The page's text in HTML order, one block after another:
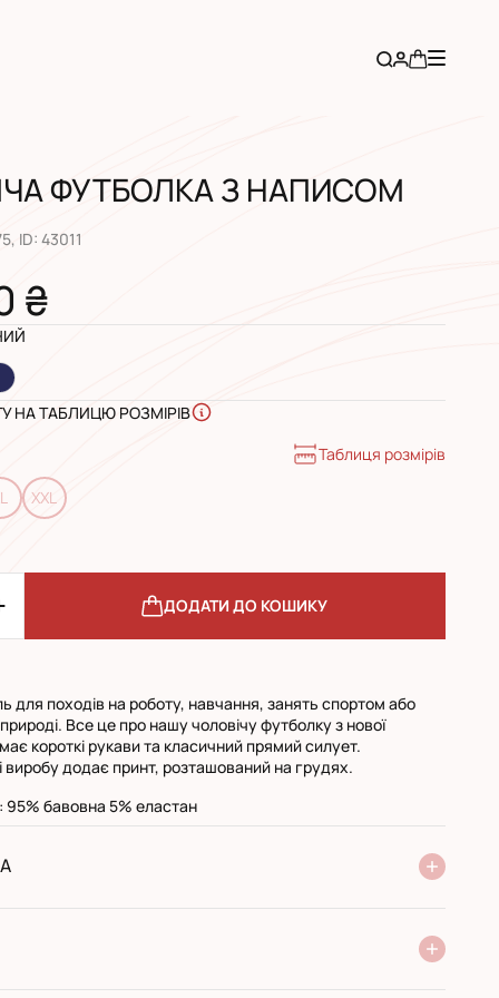
ФУТБОЛКА З НАПИСОМ
, ID: 43011
₴
НА ТАБЛИЦЮ РОЗМІРІВ
Таблиця розмірів
XXL
ДОДАТИ ДО КОШИКУ
для походів на роботу, навчання, занять спортом або
Все це про нашу чоловічу футболку з нової
має короткі рукави та класичний прямий силует.
виробу додає принт, розташований на грудях.
95% бавовна 5% еластан